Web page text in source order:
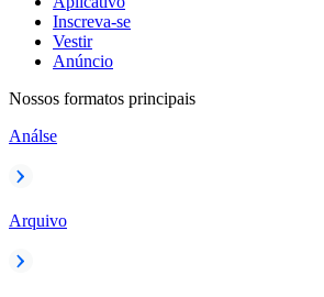
Inscreva-se
Vestir
Anúncio
Nossos formatos principais
Análse
Arquivo